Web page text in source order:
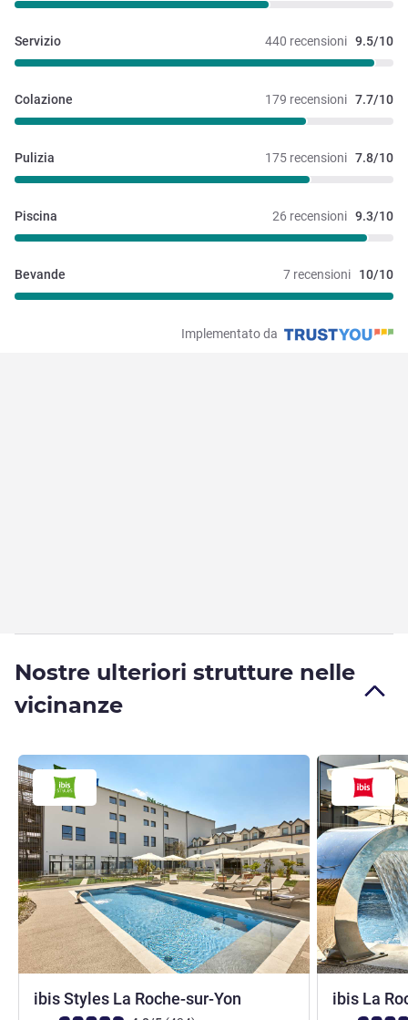
440 recensioni 9.5/10
Servizio
179 recensioni 7.7/10
Colazione
175 recensioni 7.8/10
Pulizia
26 recensioni 9.3/10
Piscina
7 recensioni 10/10
Bevande
Implementato da
Nostre ulteriori strutture nelle
vicinanze
ibis Styles La Roche-sur-Yon ibis La